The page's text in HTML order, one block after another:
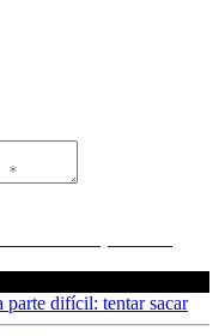
parte difícil: tentar sacar